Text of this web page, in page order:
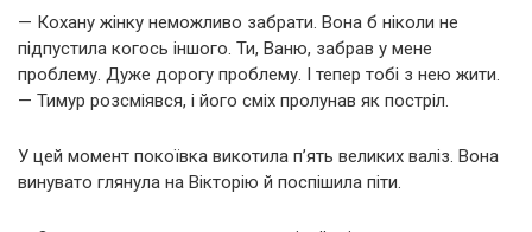
— Кохану жінку неможливо забрати. Вона б ніколи не
підпустила когось іншого. Ти, Ваню, забрав у мене
проблему. Дуже дорогу проблему. І тепер тобі з нею жити.
— Тимур розсміявся, і його сміх пролунав як постріл.
У цей момент покоївка викотила п’ять великих валіз. Вона
винувато глянула на Вікторію й поспішила піти.